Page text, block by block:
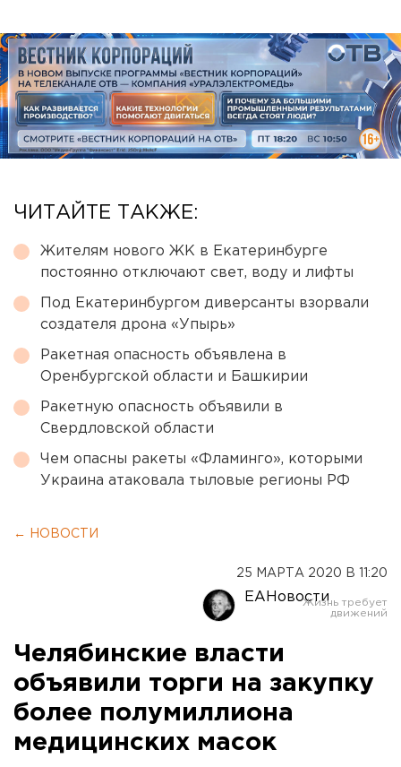
ЧИТАЙТЕ ТАКЖЕ:
Жителям нового ЖК в Екатеринбурге
постоянно отключают свет, воду и лифты
Под Екатеринбургом диверсанты взорвали
создателя дрона «Упырь»
Ракетная опасность объявлена в
Оренбургской области и Башкирии
Ракетную опасность объявили в
Свердловской области
Чем опасны ракеты «Фламинго», которыми
Украина атаковала тыловые регионы РФ
← НОВОСТИ
25 МАРТА 2020 В 11:20
ЕАНовости
Челябинские власти
объявили торги на закупку
более полумиллиона
медицинских масок